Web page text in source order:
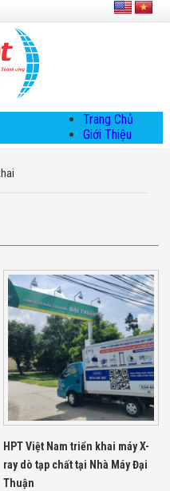
Trang Chủ
Giới Thiệu
Chiến Lược
Phát Triển
Thông Tin
Chuyển Khoản
Giải Pháp
Giải Pháp Thiết
Bị Ngành Thủy
Sản - Đông
Lạnh
Giải Pháp Thiết
Bị Ngành Thực
Phẩm Đóng Gói
Giải Pháp Thiết
Bị Ngành May
HPT Việt Nam triển khai máy X-
ray dò tạp chất tại Nhà Máy Đại
Thuận